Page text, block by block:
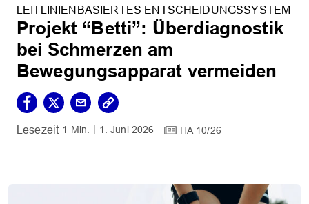
LEITLINIENBASIERTES ENTSCHEIDUNGSSYSTEM
Projekt “Betti”: Überdiagnostik
bei Schmerzen am
Bewegungsapparat vermeiden
1 Min. 1. Juni 2026 HA 10/26